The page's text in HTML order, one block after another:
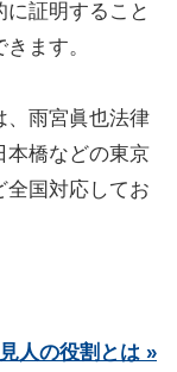
証明すること
ます。
、雨宮眞也法律
本橋などの東京
全国対応してお
人の役割とは »